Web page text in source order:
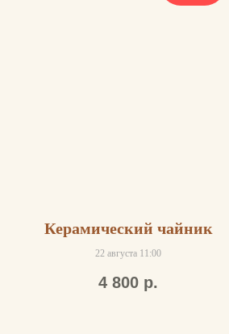
Керамический чайник
22 августа 11:00
4 800 р.